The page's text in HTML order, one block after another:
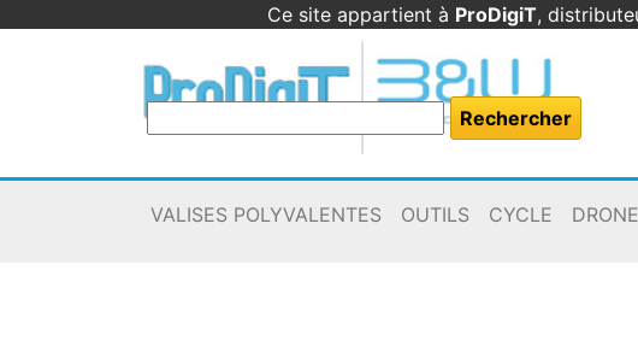
Ce site appartient à ProDigiT,
VALISES POLYVALENTES OUTILS CYCLE